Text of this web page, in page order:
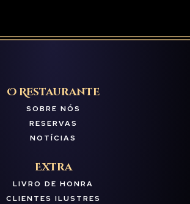
O Restaurante
SOBRE NÓS
RESERVAS
NOTÍCIAS
Extra
LIVRO DE HONRA
CLIENTES ILUSTRES